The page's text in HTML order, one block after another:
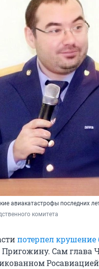
авиакатастрофы последних
комитета
потерпел крушение
Сам глава